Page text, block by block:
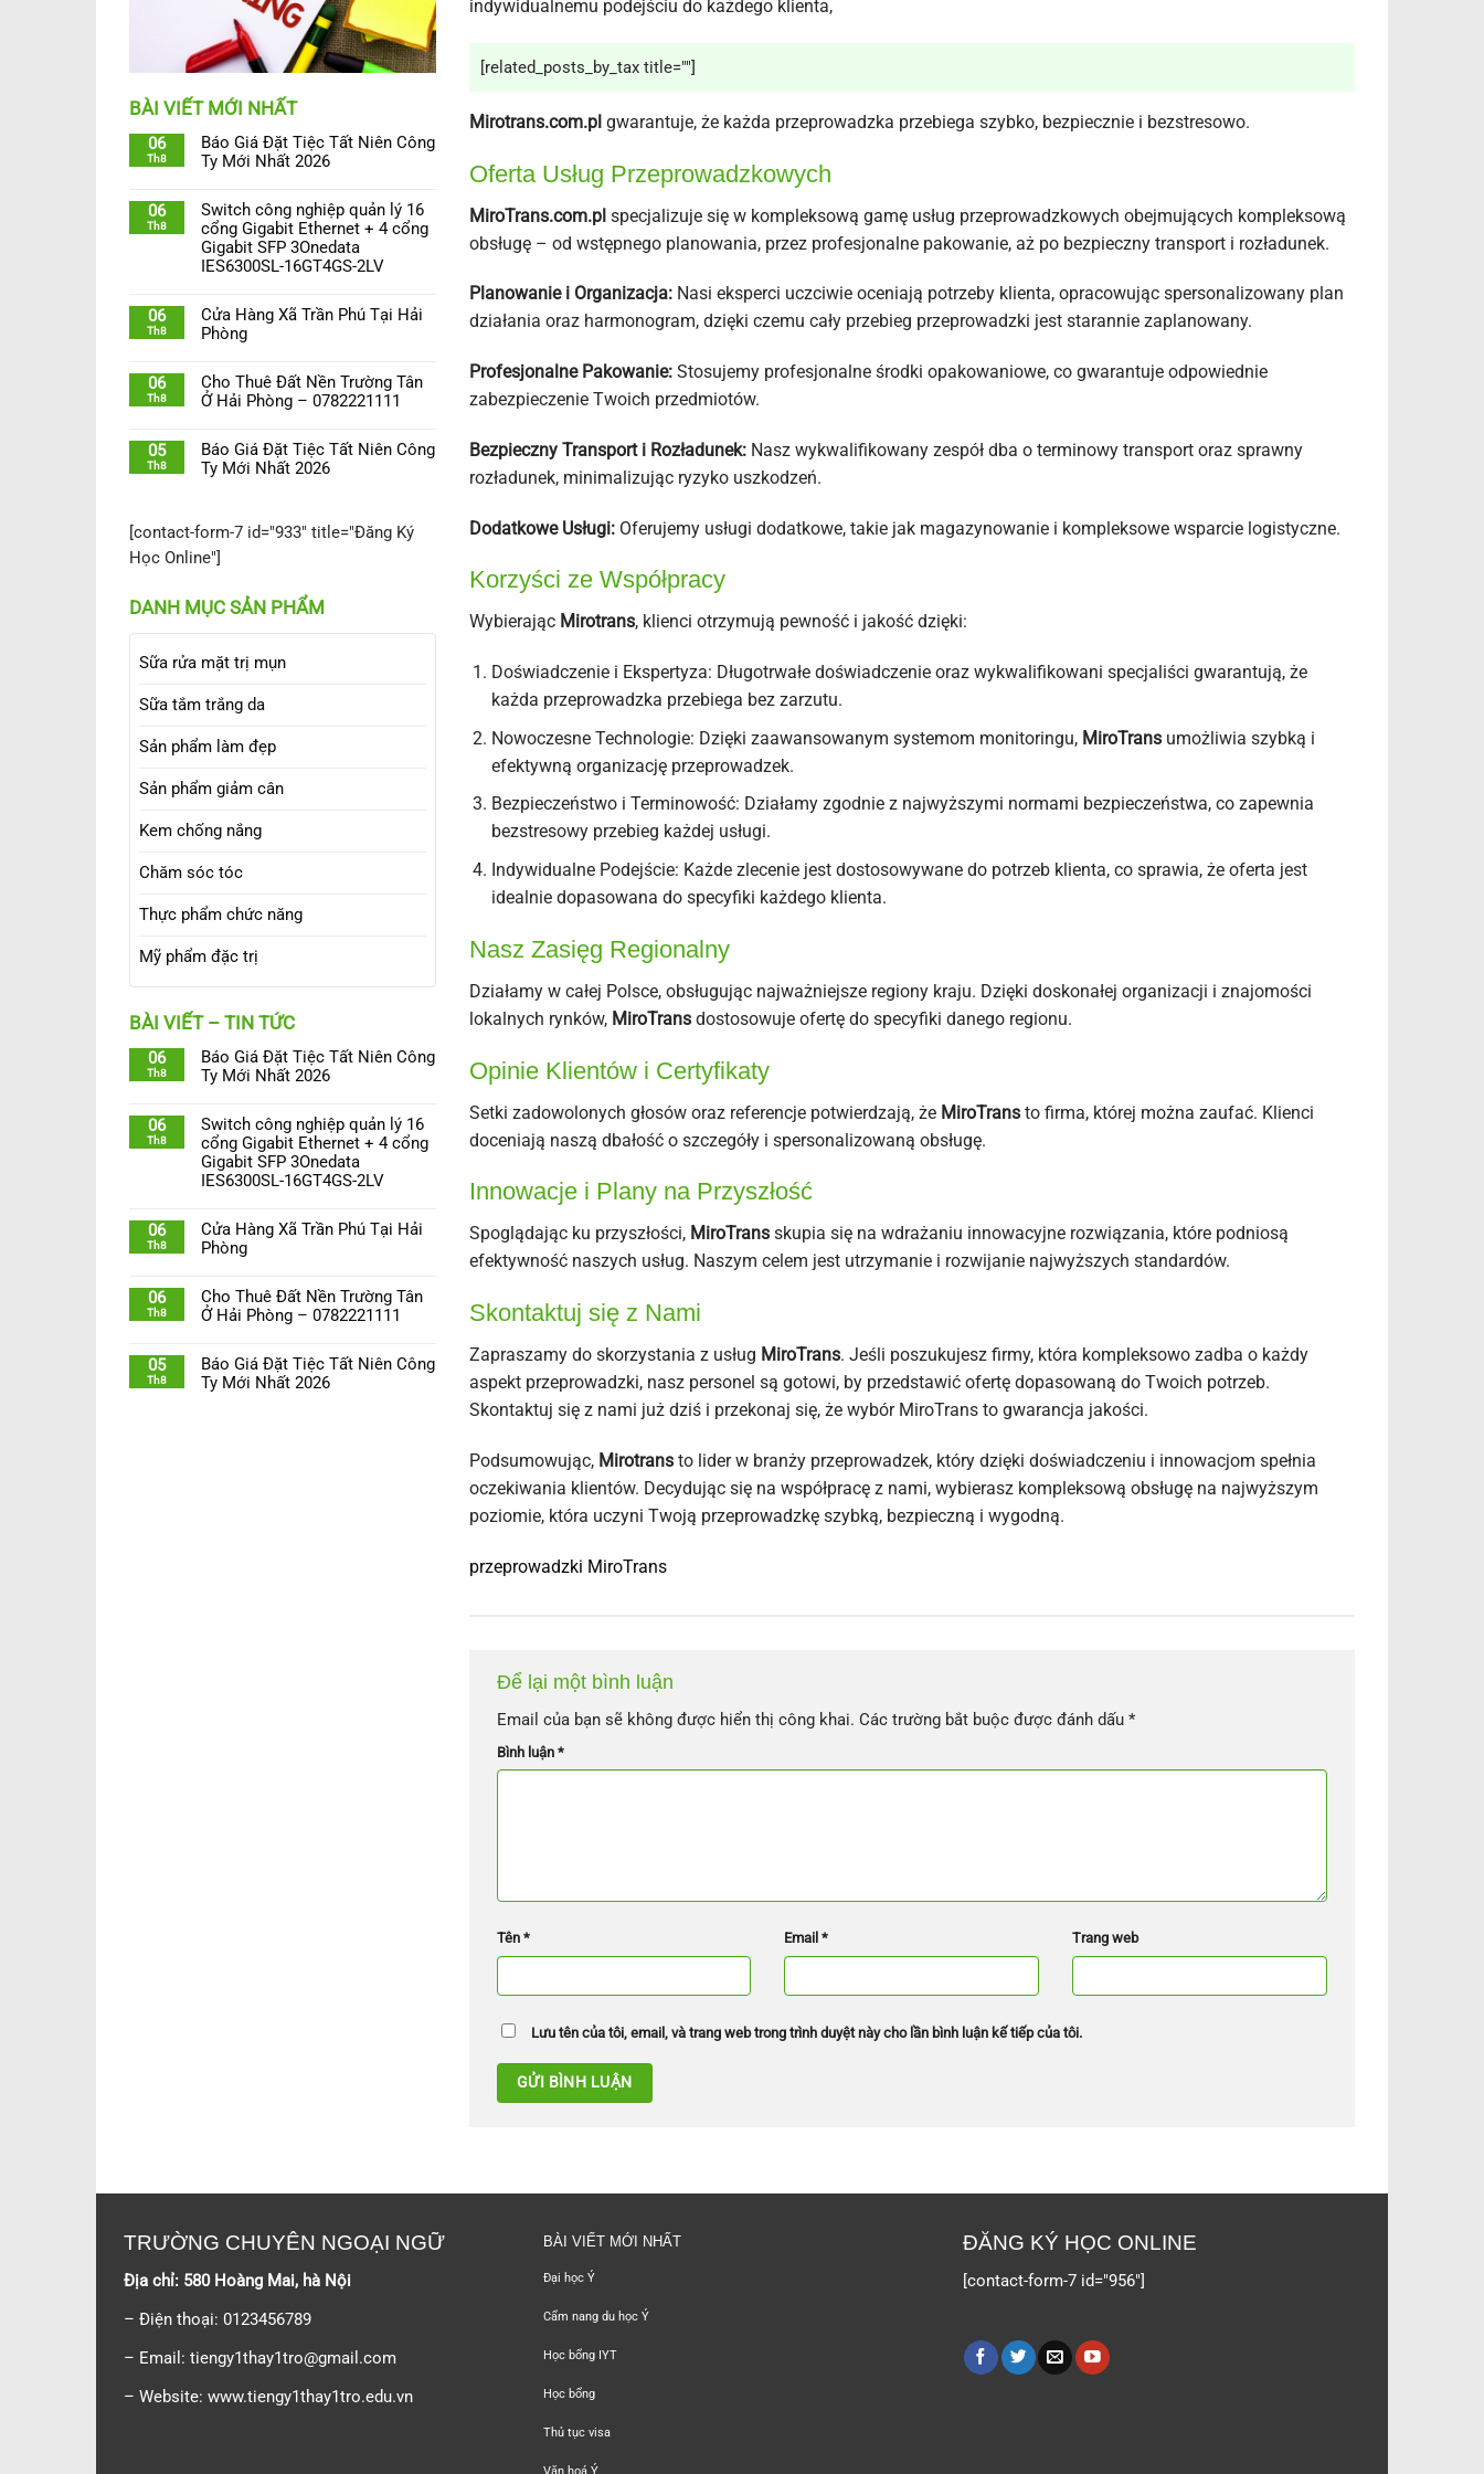
BÀI VIẾT MỚI NHẤT
06
Th8
Báo Giá Đặt Tiệc Tất Niên Công
Ty Mới Nhất 2026
06
Th8
Switch công nghiệp quản lý 16
cổng Gigabit Ethernet + 4 cổng
Gigabit SFP 3Onedata
IES6300SL-16GT4GS-2LV
06
Th8
Cửa Hàng Xã Trần Phú Tại Hải
Phòng
06
Th8
Cho Thuê Đất Nền Trường Tân
Ở Hải Phòng – 0782221111
05
Th8
Báo Giá Đặt Tiệc Tất Niên Công
Ty Mới Nhất 2026
[contact-form-7 id="933" title="Đăng Ký
Học Online"]
DANH MỤC SẢN PHẨM
Sữa rửa mặt trị mụn
Sữa tắm trắng da
Sản phẩm làm đẹp
Sản phẩm giảm cân
Kem chống nắng
Chăm sóc tóc
Thực phẩm chức năng
Mỹ phẩm đặc trị
BÀI VIẾT – TIN TỨC
06
Th8
Báo Giá Đặt Tiệc Tất Niên Công
Ty Mới Nhất 2026
06
Th8
Switch công nghiệp quản lý 16
cổng Gigabit Ethernet + 4 cổng
Gigabit SFP 3Onedata
IES6300SL-16GT4GS-2LV
06
Th8
Cửa Hàng Xã Trần Phú Tại Hải
Phòng
06
Th8
Cho Thuê Đất Nền Trường Tân
Ở Hải Phòng – 0782221111
05
Th8
Báo Giá Đặt Tiệc Tất Niên Công
Ty Mới Nhất 2026
indywidualnemu podejściu do każdego klienta,
[related_posts_by_tax title=""]
Mirotrans.com.plgwarantuje, że każda przeprowadzka przebiega szybko, bezpiecznie i bezstresowo.
Oferta Usług Przeprowadzkowych
MiroTrans.com.plspecjalizuje się w kompleksową gamę usług przeprowadzkowych obejmujących kompleksową
obsługę – od wstępnego planowania, przez profesjonalne pakowanie, aż po bezpieczny transport i rozładunek.
Planowanie i Organizacja:Nasi eksperci uczciwie oceniają potrzeby klienta, opracowując spersonalizowany plan
działania oraz harmonogram, dzięki czemu cały przebieg przeprowadzki jest starannie zaplanowany.
Profesjonalne Pakowanie:Stosujemy profesjonalne środki opakowaniowe, co gwarantuje odpowiednie
zabezpieczenie Twoich przedmiotów.
Bezpieczny Transport i Rozładunek:Nasz wykwalifikowany zespół dba o terminowy transport oraz sprawny
rozładunek, minimalizując ryzyko uszkodzeń.
Dodatkowe Usługi:Oferujemy usługi dodatkowe, takie jak magazynowanie i kompleksowe wsparcie logistyczne.
Korzyści ze Współpracy
Wybierając Mirotrans, klienci otrzymują pewność i jakość dzięki:
Doświadczenie i Ekspertyza: Długotrwałe doświadczenie oraz wykwalifikowani specjaliści gwarantują, że
każda przeprowadzka przebiega bez zarzutu.
Nowoczesne Technologie: Dzięki zaawansowanym systemom monitoringu, MiroTrans umożliwia szybką i
efektywną organizację przeprowadzek.
Bezpieczeństwo i Terminowość: Działamy zgodnie z najwyższymi normami bezpieczeństwa, co zapewnia
bezstresowy przebieg każdej usługi.
Indywidualne Podejście: Każde zlecenie jest dostosowywane do potrzeb klienta, co sprawia, że oferta jest
idealnie dopasowana do specyfiki każdego klienta.
Nasz Zasięg Regionalny
Działamy w całej Polsce, obsługując najważniejsze regiony kraju. Dzięki doskonałej organizacji i znajomości
lokalnych rynków, MiroTransdostosowuje ofertę do specyfiki danego regionu.
Opinie Klientów i Certyfikaty
Setki zadowolonych głosów oraz referencje potwierdzają, że MiroTransto firma, której można zaufać. Klienci
doceniają naszą dbałość o szczegóły i spersonalizowaną obsługę.
Innowacje i Plany na Przyszłość
Spoglądając ku przyszłości, MiroTransskupia się na wdrażaniu innowacyjne rozwiązania, które podniosą
efektywność naszych usług. Naszym celem jest utrzymanie i rozwijanie najwyższych standardów.
Skontaktuj się z Nami
Zapraszamy do skorzystania z usług MiroTrans. Jeśli poszukujesz firmy, która kompleksowo zadba o każdy
aspekt przeprowadzki, nasz personel są gotowi, by przedstawić ofertę dopasowaną do Twoich potrzeb.
Skontaktuj się z nami już dziś i przekonaj się, że wybór MiroTrans to gwarancja jakości.
Podsumowując, Mirotransto lider w branży przeprowadzek, który dzięki doświadczeniu i innowacjom spełnia
oczekiwania klientów. Decydując się na współpracę z nami, wybierasz kompleksową obsługę na najwyższym
poziomie, która uczyni Twoją przeprowadzkę szybką, bezpieczną i wygodną.
przeprowadzki MiroTrans
Để lại một bình luận
Email của bạn sẽ không được hiển thị công khai. Các trường bắt buộc được đánh dấu *
Bình luận *
Tên * Email* Trang web
Lưu tên của tôi, email, và trang web trong trình duyệt này cho lần bình luận kế tiếp của tôi.
TRƯỜNG CHUYÊN NGOẠI NGỮ
Địa chỉ: 580 Hoàng Mai, hà Nội
– Điện thoại: 0123456789
– Email: tiengy1thay1tro@gmail.com
– Website: www.tiengy1thay1tro.edu.vn
BÀI VIẾT MỚI NHẤT
Đại học Ý
Cẩm nang du học Ý
Học bổng IYT
Học bổng
Thủ tục visa
ĐĂNG KÝ HỌC ONLINE
[contact-form-7 id="956"]